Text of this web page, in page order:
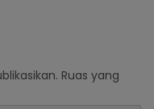
Ruas yang